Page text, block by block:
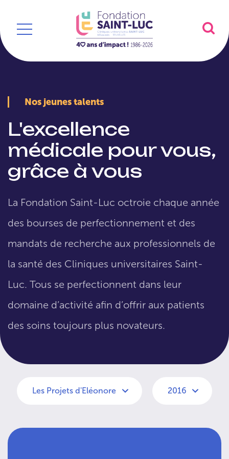
Nos jeunes talents
L'excellence
médicale pour vous,
grâce à vous
La Fondation Saint-Luc octroie chaque année
des bourses de perfectionnement et des
mandats de recherche aux professionnels de
la santé des Cliniques universitaires Saint-
Luc. Tous se perfectionnent dans leur
domaine d’activité afin d’offrir aux patients
des soins toujours plus novateurs.
Les Projets d'Eléonore 2016